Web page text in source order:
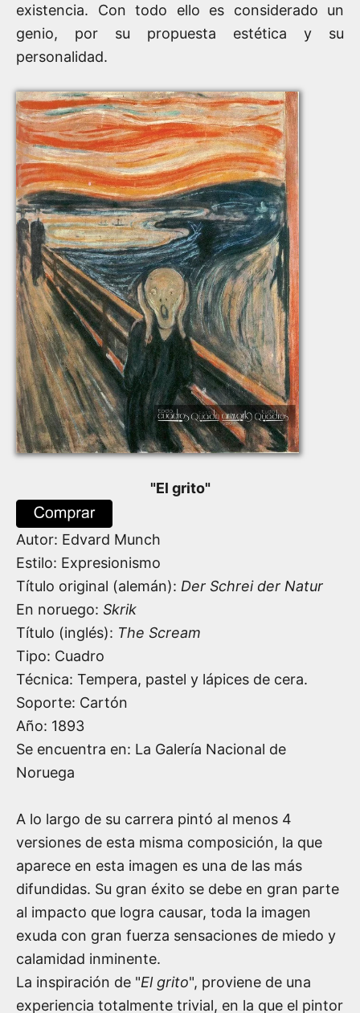
existencia. Con todo ello es considerado un
genio, por su propuesta estética y su
personalidad.
"El grito"
Autor: Edvard Munch
Estilo: Expresionismo
Título original (alemán): Der Schrei der Natur
En noruego: Skrik
Título (inglés): The Scream
Tipo: Cuadro
Técnica: Tempera, pastel y lápices de cera.
Soporte: Cartón
Año: 1893
Se encuentra en: La Galería Nacional de
Noruega
A lo largo de su carrera pintó al menos 4
versiones de esta misma composición, la que
aparece en esta imagen es una de las más
difundidas. Su gran éxito se debe en gran parte
al impacto que logra causar, toda la imagen
exuda con gran fuerza sensaciones de miedo y
calamidad inminente.
La inspiración de "El grito", proviene de una
experiencia totalmente trivial, en la que el pintor